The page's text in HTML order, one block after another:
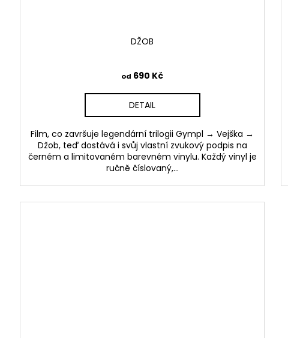
DŽOB
od 690 Kč
DETAIL
Film, co završuje legendární trilogii Gympl → Vejška →
Džob, teď dostává i svůj vlastní zvukový podpis na
černém a limitovaném barevném vinylu. Každý vinyl je
ručně číslovaný,...